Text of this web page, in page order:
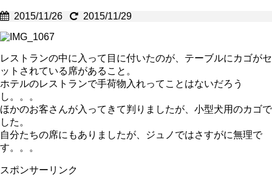
2015/11/26 2015/11/29
レストランの中に入って目に付いたのが、テーブルにカゴがセ
ットされている席があること。
ホテルのレストランで手荷物入れってことはないだろう
し。。。
ほかのお客さんが入ってきて判りましたが、小型犬用のカゴで
した。
自分たちの席にもありましたが、ジュノではさすがに無理で
す。。。
スポンサーリンク